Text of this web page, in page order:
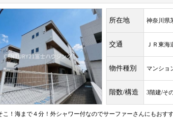
所在地 神奈川県
交通 ＪＲ東
物件種別 マンショ
階数/構造 3階建/そ
こ！海まで４分！外シャワー付なのでサーファーさんにもお